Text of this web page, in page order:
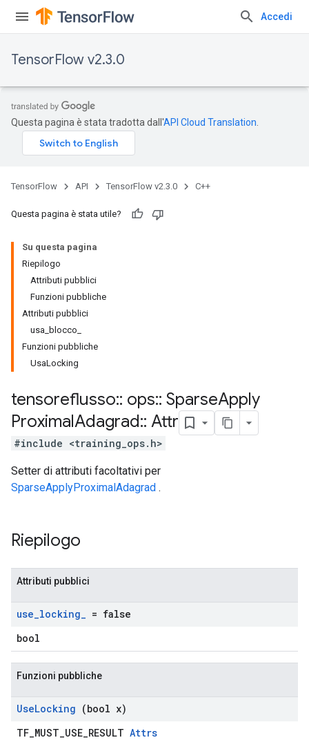
Accedi
TensorFlow v2.3.0
Questa pagina è stata tradotta dall'API Cloud Translation
TensorFlow API TensorFlow v2.3.0 C++
Questa pagina è stata utile?
Su questa pagina
Riepilogo
Attributi pubblici
Funzioni pubbliche
Attributi pubblici
usa_blocco_
Funzioni pubbliche
UsaLocking
tensoreflusso:: ops:: SparseApply
ProximalAdagrad:: Attr
#include <training_ops.h>
Setter di attributi facoltativi per
SparseApplyProximalAdagrad .
Riepilogo
Attributi pubblici
use_locking_ = false
bool
Funzioni pubbliche
UseLocking (bool x)
TF_MUST_USE_RESULT Attrs